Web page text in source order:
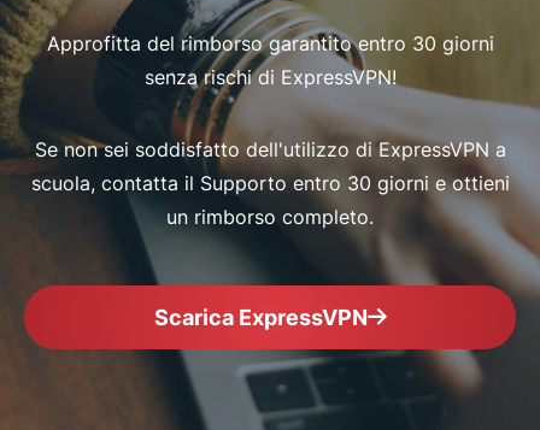
Approfitta del rimborso garantito entro 30 giorni
senza rischi di ExpressVPN!
Se non sei soddisfatto dell'utilizzo di ExpressVPN a
scuola, contatta il Supporto entro 30 giorni e ottieni
un rimborso completo.
Scarica ExpressVPN